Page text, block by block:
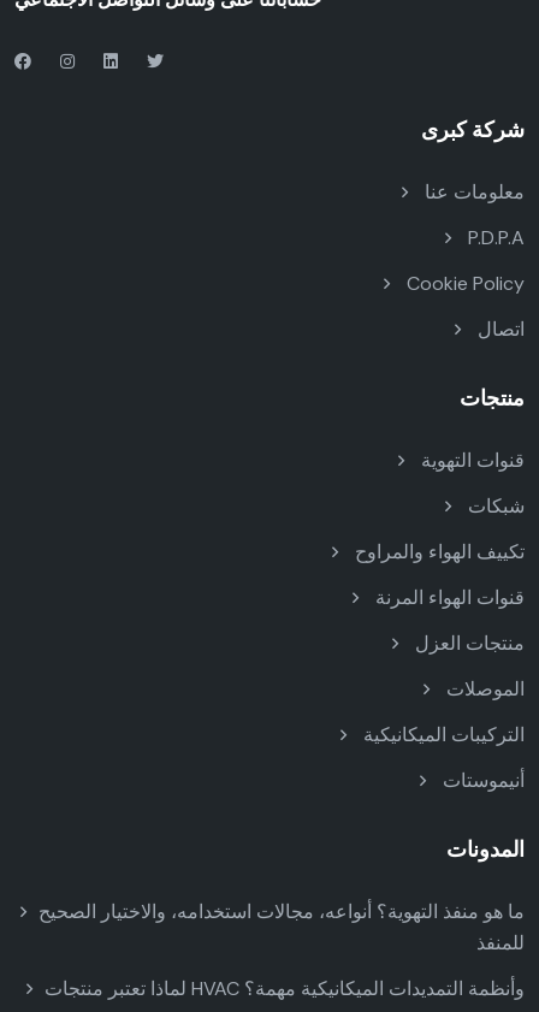
شركة كبرى
معلومات عنا
P.D.P.A
Cookie Policy
اتصال
منتجات
قنوات التهوية
شبكات
تكييف الهواء والمراوح
قنوات الهواء المرنة
منتجات العزل
الموصلات
التركيبات الميكانيكية
أنيموستات
المدونات
ما هو منفذ التهوية؟ أنواعه، مجالات استخدامه، والاختيار الصحيح
للمنفذ
لماذا تعتبر منتجات HVAC وأنظمة التمديدات الميكانيكية مهمة؟